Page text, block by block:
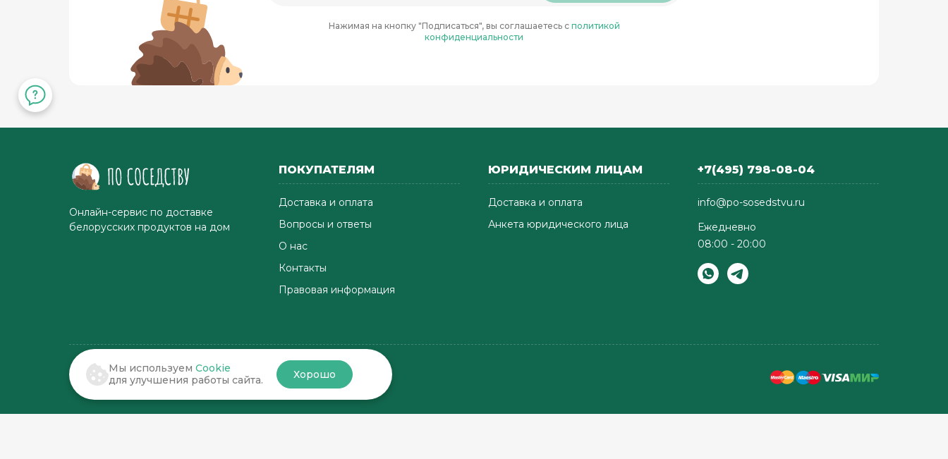
Нажимая на кнопку "Подписаться", вы соглашаетесь с политикой
конфиденциальности
Онлайн-сервис по доставке
белорусских продуктов на дом
ПОКУПАТЕЛЯМ
Доставка и оплата
Вопросы и ответы
О нас
Контакты
Правовая информация
ЮРИДИЧЕСКИМ ЛИЦАМ
Доставка и оплата
Анкета юридического лица
+7(495) 798-08-04
info@po-sosedstvu.ru
Ежедневно
08:00 - 20:00
© 2022-2026 . По соседству
Мы используем Cookie
для улучшения работы сайта.
Хорошо